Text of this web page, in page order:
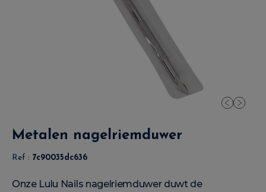
Metalen nagelriemduwer
Ref : 7c90035dc636
Onze Lulu Nails nagelriemduwer duwt de